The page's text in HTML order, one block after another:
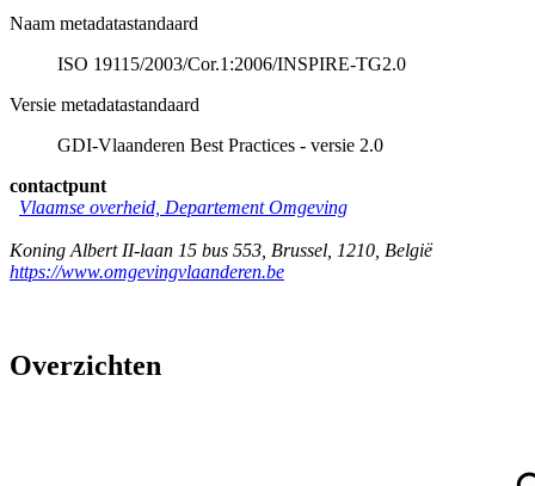
Naam metadatastandaard
ISO 19115/2003/Cor.1:2006/INSPIRE-TG2.0
Versie metadatastandaard
GDI-Vlaanderen Best Practices - versie 2.0
contactpunt
Vlaamse overheid, Departement Omgeving
Koning Albert II-laan 15 bus 553 Brussel 1210 België
https://www.omgevingvlaanderen.be
Overzichten